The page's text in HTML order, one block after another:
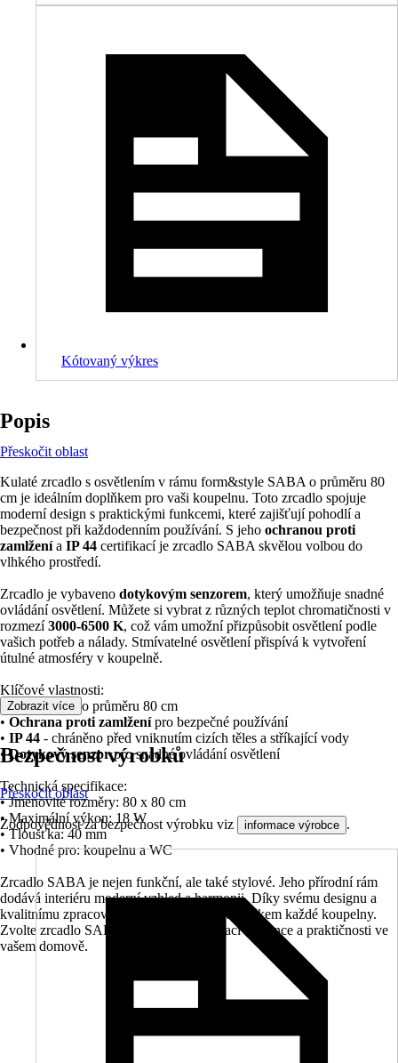
Kótovaný výkres
Popis
Přeskočit oblast
Kulaté zrcadlo s osvětlením v rámu form&style SABA o průměru 80
cm je ideálním doplňkem pro vaši koupelnu. Toto zrcadlo spojuje
moderní design s praktickými funkcemi, které zajišťují pohodlí a
bezpečnost při každodenním používání. S jeho ochranou proti
zamlženía IP 44 certifikací je zrcadlo SABA skvělou volbou do
vlhkého prostředí.
Zrcadlo je vybaveno dotykovým senzorem, který umožňuje snadné
ovládání osvětlení. Můžete si vybrat z různých teplot chromatičnosti v
rozmezí3000-6500 K, což vám umožní přizpůsobit osvětlení podle
vašich potřeb a nálady. Stmívatelné osvětlení přispívá k vytvoření
útulné atmosféry v koupelně.
Klíčové vlastnosti:
•Kulatý tvar o průměru 80 cm
• Ochrana proti zamlženípro bezpečné používání
• IP 44 - chráněno před vniknutím cizích těles a stříkající vody
•Dotykový senzorpro snadné ovládání osvětlení
Technická specifikace:
• Jmenovité rozměry: 80 x 80 cm
• Maximální výkon: 18 W
• Tloušťka: 40 mm
• Vhodné pro: koupelnu a WC
Zrcadlo SABA je nejen funkční, ale také stylové. Jeho přírodní rám
dodává interiéru moderní vzhled a harmonii. Díky svému designu a
kvalitnímu zpracování se stane skvělým doplňkem každé koupelny.
Zvolte zrcadlo SABA a užijte si kombinaci elegance a praktičnosti ve
vašem domově.
Zobrazit více
Bezpečnost výrobků
Přeskočit oblast
Zodpovědnost za bezpečnost výrobku viz informace výrobce .